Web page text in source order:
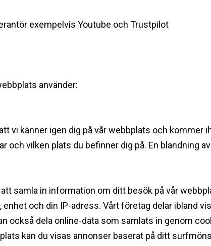
exempelvis Youtube och Trustpilot
använder:
vi känner igen dig på vår webbplats och kommer
och vilken plats du befinner dig på. En blandning
samla in information om ditt besök på vår
och din IP-adress. Vårt företag delar ibland
också dela online-data som samlats in genom
kan du visas annonser baserat på ditt